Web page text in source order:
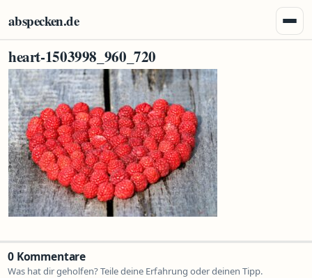
abspecken.de
heart-1503998_960_720
0 Kommentare
Was hat dir geholfen? Teile deine Erfahrung oder deinen Tipp.